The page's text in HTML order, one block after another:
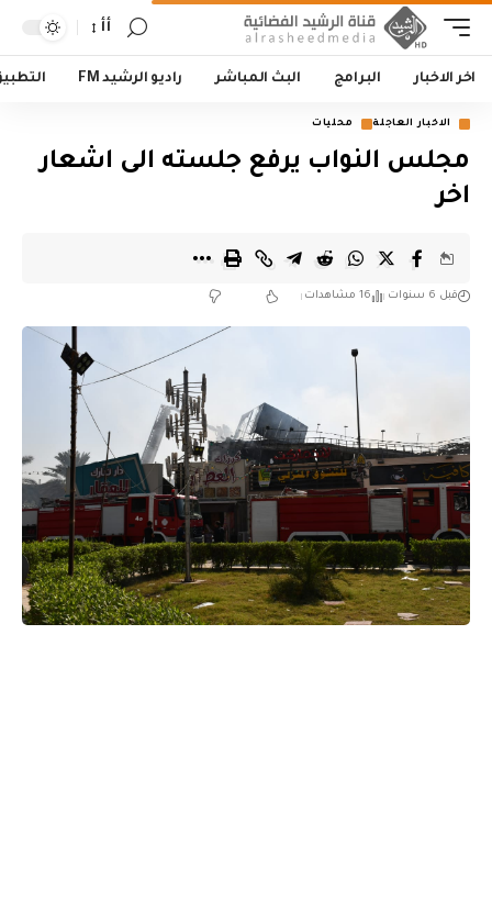
أأ
اخر الاخبار البرامج البث المباشر راديو الرشيد FM
الاخبار العاجلة محليات
مجلس النواب يرفع جلسته الى اشعار
اخر
قبل 6 سنوات 16 مشاهدات